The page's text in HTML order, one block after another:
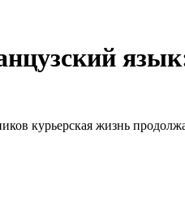
курьерская жизнь